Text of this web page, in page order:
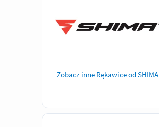
Zobacz inne Rękawice od SHIMA